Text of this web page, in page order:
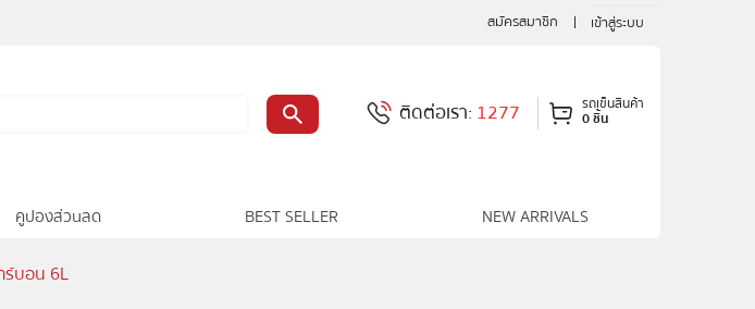
สมัครสมาชิก เข้าสู่ระบบ
คูปองส่วนลด BEST SELLER NEW ARRIVALS
ติดต่อเรา:1277 รถเข็นสินค้า
0 ชิ้น
ร์บอน 6L